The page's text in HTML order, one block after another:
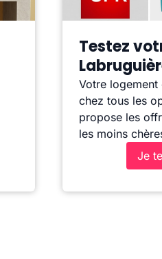
Testez
Votre
chez tous les
propose les
les moins
Je